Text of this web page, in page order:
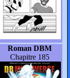
Roman DBM
Chapitre 185